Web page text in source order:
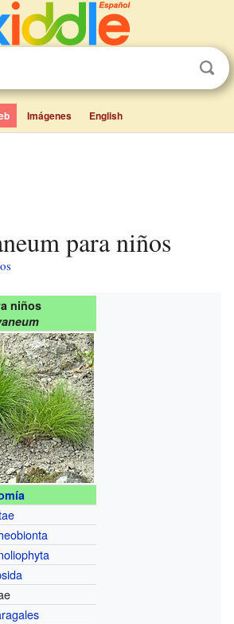
Imágenes English
para niños
niños